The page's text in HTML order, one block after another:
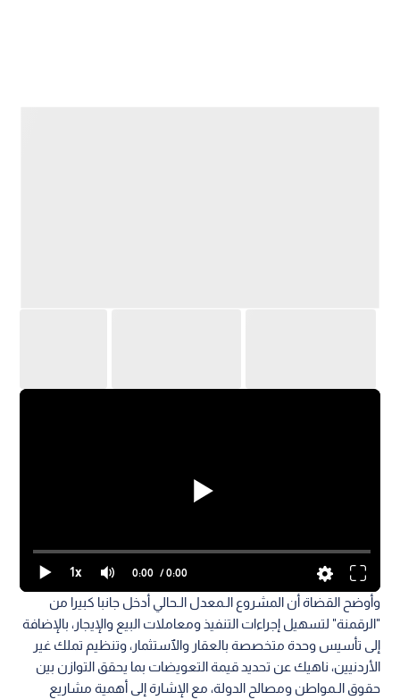
1x 0:00 / 0:00
وأوضح القضاة أن المشروع الـمعدل الـحالي أدخل جانبا كبيرا من
"الرقمنة" لتسهيل إجراءات التنفيذ ومعاملات البيع والإيجار، بالإضافة
إلى تأسيس وحدة متخصصة بالعقار والٱستثمار، وتنظيم تملك غير
الأردنيين، ناهيك عن تحديد قيمة التعويضات بما يحقق التوازن بين
حقوق الـمواطن ومصالح الدولة، مع الإشارة إلى أهمية مشاريع